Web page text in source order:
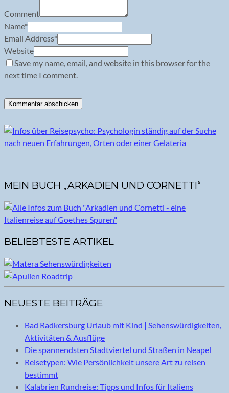
Comment
Name*
Email Address*
Website
Save my name, email, and website in this browser for the
next time I comment.
MEIN BUCH „ARKADIEN UND CORNETTI“
BELIEBTESTE ARTIKEL
NEUESTE BEITRÄGE
Bad Radkersburg Urlaub mit Kind | Sehenswürdigkeiten,
Aktivitäten & Ausflüge
Die spannendsten Stadtviertel und Straßen in Neapel
Reisetypen: Wie Persönlichkeit unsere Art zu reisen
bestimmt
Kalabrien Rundreise: Tipps und Infos für Italiens